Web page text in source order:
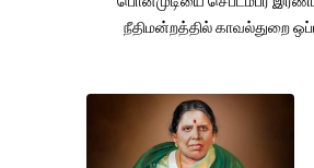
நீதிமன்றத்தில் காவல்துறை